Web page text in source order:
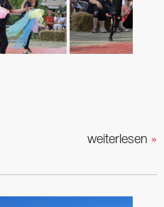
weiterlesen »